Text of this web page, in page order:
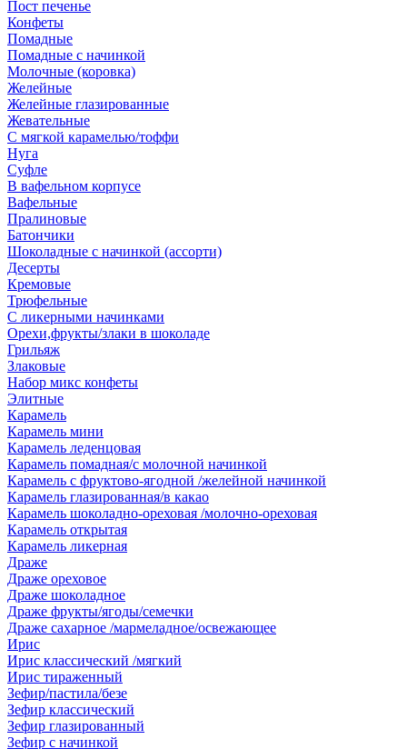
Пост печенье
Конфеты
Помадные
Помадные с начинкой
Молочные (коровка)
Желейные
Желейные глазированные
Жевательные
С мягкой карамелью/тоффи
Нуга
Суфле
В вафельном корпусе
Вафельные
Пралиновые
Батончики
Шоколадные с начинкой (ассорти)
Десерты
Кремовые
Трюфельные
С ликерными начинками
Орехи,фрукты/злаки в шоколаде
Грильяж
Злаковые
Набор микс конфеты
Элитные
Карамель
Карамель мини
Карамель леденцовая
Карамель помадная/с молочной начинкой
Карамель с фруктово-ягодной /желейной начинкой
Карамель глазированная/в какао
Карамель шоколадно-ореховая /молочно-ореховая
Карамель открытая
Карамель ликерная
Драже
Драже ореховое
Драже шоколадное
Драже фрукты/ягоды/семечки
Драже сахарное /мармеладное/освежающее
Ирис
Ирис классический /мягкий
Ирис тираженный
Зефир/пастила/безе
Зефир классический
Зефир глазированный
Зефир с начинкой